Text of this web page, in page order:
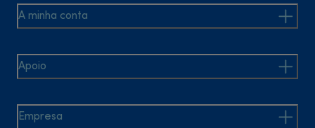
A minha conta
Apoio
Empresa